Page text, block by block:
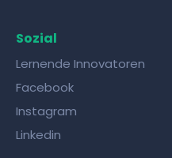
Sozial
Lernende Innovatoren
Facebook
Instagram
Linkedin